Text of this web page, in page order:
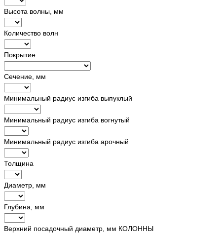
Высота волны, мм
Количество волн
Покрытие
Сечение, мм
Минимальный радиус изгиба выпуклый
Минимальный радиус изгиба вогнутый
Минимальный радиус изгиба арочный
Толщина
Диаметр, мм
Глубина, мм
Верхний посадочный диаметр, мм КОЛОННЫ